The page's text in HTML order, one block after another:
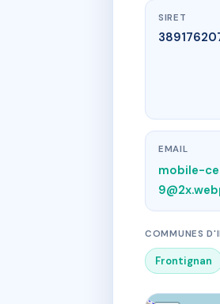
SIRET
EMAIL
mobile-
COMMUNES
Frontignan